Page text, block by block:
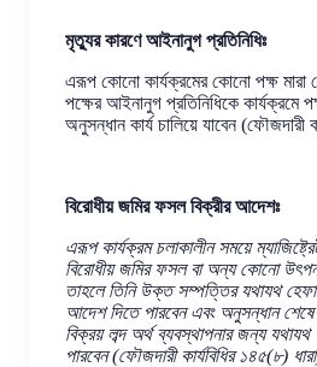
মৃত্যুর কারণে আইনানুগ প্রতিনিধিঃ
এরূপ কোনো কার্যক্রমের কোনো পক্ষ মারা
পক্ষের আইনানুগ প্রতিনিধিকে কার্যক্রমে
অনুসন্ধান কার্য চালিয়ে যাবেন (ফৌজদারী
বিরোধীয় জমির ফসল বিক্রীর আদেশঃ
এরূপ কার্যক্রম চলাকালীন সময়ে
বিরোধীয় জমির ফসল বা অন্য কোনো
তাহলে তিনি উক্ত সম্পত্তির যথাযথ
আদেশ দিতে পারবেন এবং অনুসন্ধান
বিক্রয় লব্দ অর্থ ব্যবস্থাপনার জন্য
পারবেন (ফৌজদারী কার্যবিধির ১৪৫(৮)